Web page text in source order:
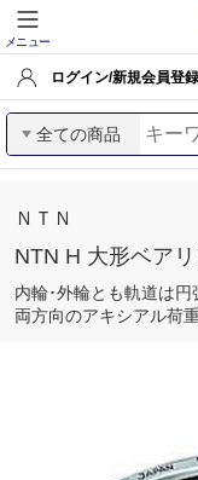
メニュー
ログイン/新規会員登録
全ての商品
ＮＴＮ
NTN H 大形ベア
内輪･外輪とも軌道は
両方向のアキシアル荷